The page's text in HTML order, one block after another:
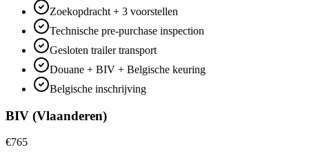
Zoekopdracht + 3 voorstellen
Technische pre-purchase inspection
Gesloten trailer transport
Douane + BIV + Belgische keuring
Belgische inschrijving
BIV (Vlaanderen)
€765